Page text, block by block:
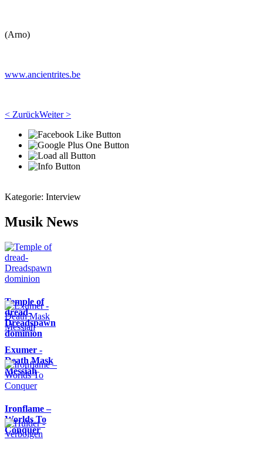
(Arno)
www.ancientrites.be
< ZurückWeiter >
Kategorie: Interview
Musik News
Temple of
dread-
Dreadspawn
dominion
Exumer -
Death Mask
Messiah
Ironflame –
Worlds To
Conquer